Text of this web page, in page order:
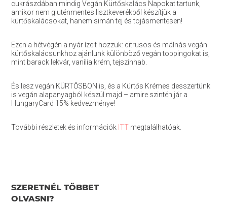
cukrászdában mindig Vegán Kürtőskalács Napokat tartunk,
amikor nem gluténmentes lisztkeverékből készítjük a
kürtőskalácsokat, hanem simán tej és tojásmentesen!
Ezen a hétvégén a nyár ízeit hozzuk: citrusos és málnás vegán
kürtőskalácsunkhoz ajánlunk különböző vegán toppingokat is,
mint barack lekvár, vanília krém, tejszínhab.
És lesz vegán KÜRTŐSBON is, és a Kürtős Krémes desszertünk
is vegán alapanyagból készül majd – amire szintén jár a
HungaryCard 15% kedvezménye!
További részletek és információkITTmegtalálhatóak.
SZERETNÉL TÖBBET
OLVASNI?